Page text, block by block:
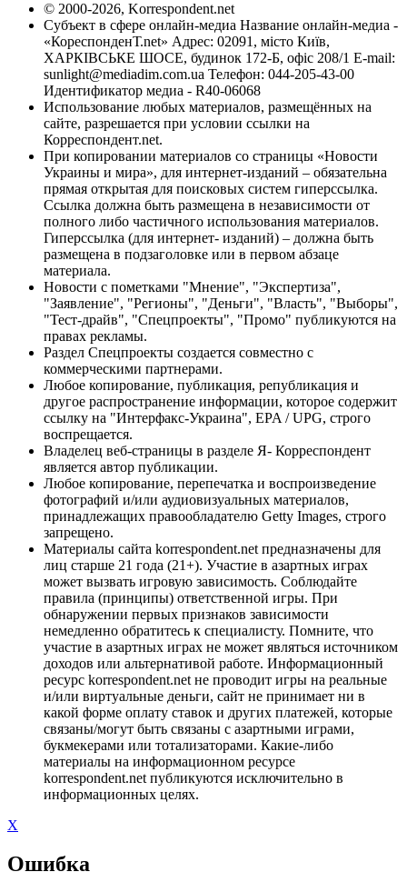
© 2000-2026, Korrespondent.net
Субъект в сфере онлайн-медиа Название онлайн-медиа -
«КореспонденТ.net» Адрес: 02091, місто Київ,
ХАРКІВСЬКЕ ШОСЕ, будинок 172-Б, офіс 208/1 E-mail:
sunlight@mediadim.com.ua Телефон: 044-205-43-00
Идентификатор медиа - R40-06068
Использование любых материалов, размещённых на
сайте, разрешается при условии ссылки на
Корреспондент.net.
При копировании материалов со страницы «Новости
Украины и мира», для интернет-изданий – обязательна
прямая открытая для поисковых систем гиперссылка.
Ссылка должна быть размещена в независимости от
полного либо частичного использования материалов.
Гиперссылка (для интернет- изданий) – должна быть
размещена в подзаголовке или в первом абзаце
материала.
Новости с пометками "Мнение", "Экспертиза",
"Заявление", "Регионы", "Деньги", "Власть", "Выборы",
"Тест-драйв", "Спецпроекты", "Промо" публикуются на
правах рекламы.
Раздел Спецпроекты создается совместно с
коммерческими партнерами.
Любое копирование, публикация, републикация и
другое распространение информации, которое содержит
ссылку на "Интерфакс-Украина", EPA / UPG, строго
воспрещается.
Владелец веб-страницы в разделе Я- Корреспондент
является автор публикации.
Любое копирование, перепечатка и воспроизведение
фотографий и/или аудиовизуальных материалов,
принадлежащих правообладателю Getty Images, строго
запрещено.
Материалы сайта korrespondent.net предназначены для
лиц старше 21 года (21+). Участие в азартных играх
может вызвать игровую зависимость. Соблюдайте
правила (принципы) ответственной игры. При
обнаружении первых признаков зависимости
немедленно обратитесь к специалисту. Помните, что
участие в азартных играх не может являться источником
доходов или альтернативой работе. Информационный
ресурс korrespondent.net не проводит игры на реальные
и/или виртуальные деньги, сайт не принимает ни в
какой форме оплату ставок и других платежей, которые
связаны/могут быть связаны с азартными играми,
букмекерами или тотализаторами. Какие-либо
материалы на информационном ресурсе
korrespondent.net публикуются исключительно в
информационных целях.
X
Ошибка